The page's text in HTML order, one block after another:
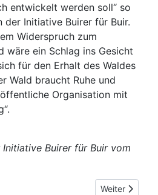
entwickelt werden soll“ so
der Initiative Buirer für Buir.
Widerspruch zum
wäre ein Schlag ins Gesicht
für den Erhalt des Waldes
Wald braucht Ruhe und
Organisation mit
Buirer für Buir vom
Hambacher Wald mit
Nächster
Weiter